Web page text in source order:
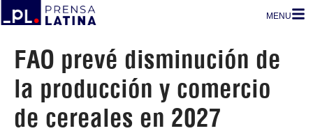
MENU
FAO prevé disminución de
la producción y comercio
de cereales en 2027